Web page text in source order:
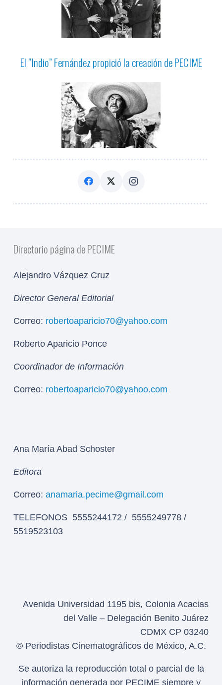
El ”Indio” Fernández propició la creación de PECIME
Directorio página de PECIME
Alejandro Vázquez Cruz
Director General Editorial
Correo: robertoaparicio70@yahoo.com
Roberto Aparicio Ponce
Coordinador de Información
Correo: robertoaparicio70@yahoo.com
Ana María Abad Schoster
Editora
Correo: anamaria.pecime@gmail.com
TELEFONOS 5555244172 / 5555249778 /
5519523103
Avenida Universidad 1195 bis, Colonia Acacias
del Valle – Delegación Benito Juárez
CDMX CP 03240
© Periodistas Cinematográficos de México, A.C.
Se autoriza la reproducción total o parcial de la
información generada por PECIME siempre y